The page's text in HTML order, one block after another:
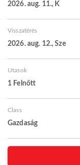
2026. aug. 11., K
Visszatérés
2026. aug. 12., Sze
Utasok
1 Felnőtt
Class
Gazdaság